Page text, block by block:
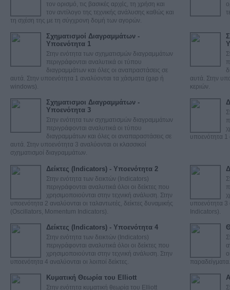
τον ορισμό, τις βασικές αρχές, τη χρήση και
τον αντίλογο της τεχνικής ανάλυσης καθώς και
τη σχέση της με τη σύγχρονη δομή των αγορών.
Σχηματισμοί Διαγραμμάτων -
Υποενότητα 1
Στην ενότητα των σχηματισμών διαγραμμάτων
περιγράφονται αναλυτικά οι τύπου
διαγραμμάτων και όλες οι αναπραστάσεις σε
αυτά. Στην υποενότητα 1 αναλύονται τα χάσματα (gap ή
windows).
αυτά. Στην
κεριών.
Σχηματισμοι Διαγραμμάτων -
Υποενότητα 3
Στην ενότητα των σχηματισμών διαγραμμάτων
περιγράφονται αναλυτικά οι τύπου
διαγραμμάτων και όλες οι αναπαραστάσεις σε
αυτά. Στην υποενότητα 3 αναλύονται οι κλασσικοί
σχηματισμοί διαγραμμάτων.
υποενότητα 1
Δείκτες (Indicators) - Υποενότητα 2
Στην ενότητα των δεικτών (Indicators)
περιγράφονται αναλυτικά όλοι οι δείκτες που
χρησιμοποιούνται στην τεχνική ανάλυση. Στην
υποενότητα 2 αναλύονται οι ταλαντωτές, δείκτες δυναμικής
(Oscillators, Momentum Indicators).
υποενότητα 3
Indicators).
Δείκτες (Indicators) - Υποενότητα 4
Στην ενότητα των δεικτών (Indicators)
περιγράφονται αναλυτικά όλοι οι δείκτες που
χρησιμοποιούνται στην τεχνική ανάλυση. Στην
υποενότητα 4 αναλύονται οι λοιποί δείκτες.
παραδείγματα.
Κυματική Θεωρία του Elliott
Στην ενότητα κυματική θεωρία του Elliott